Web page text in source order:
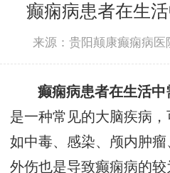
癫痫病患者在生
来源：贵阳颠康癫痫病医
癫痫病患者在生活中
是一种常见的大脑疾病，
如中毒、感染、颅内肿瘤
外伤也是导致癫痫病的